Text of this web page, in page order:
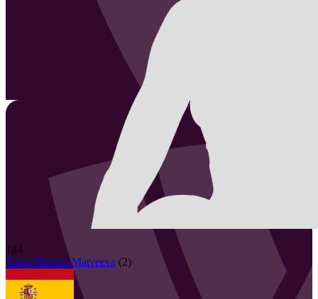
144
Tania Moreno Matveeva (2)